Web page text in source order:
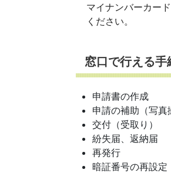
マイナンバーカー
ください。
窓口で行える手
申請書の作成
申請の補助（写真
交付（受取り）
紛失届、返納届
再発行
暗証番号の再設定